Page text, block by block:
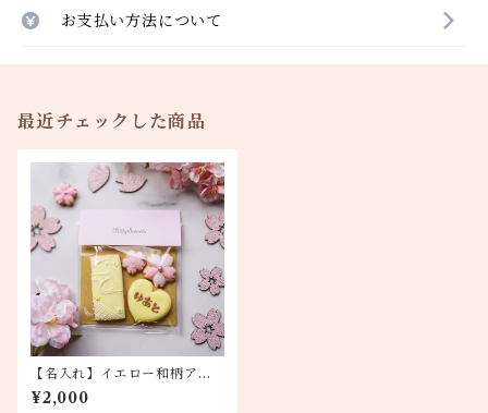
お支払い方法について
最近チェックした商品
【名入れ】イエロー和柄アイ
シングクッキー4枚
¥2,000